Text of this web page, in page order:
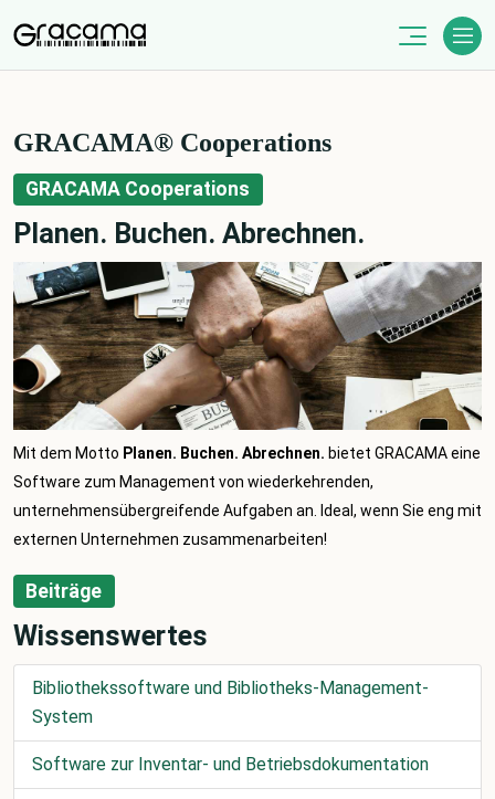
to
content
GRACAMA® Cooperations
GRACAMA Cooperations
Planen. Buchen. Abrechnen.
Mit dem Motto Planen. Buchen. Abrechnen. bietet GRACAMAeine
Software zum Management von wiederkehrenden,
unternehmensübergreifende Aufgaben an. Ideal, wenn Sie eng mit
externen Unternehmen zusammenarbeiten!
Beiträge
Wissenswertes
Bibliothekssoftware und Bibliotheks-Management-
System
Software zur Inventar- und Betriebsdokumentation